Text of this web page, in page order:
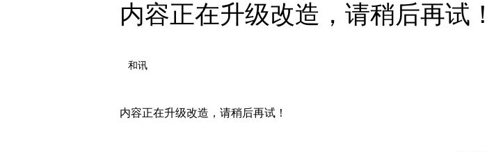
内容正在升级改造，请稍后再试！
和讯
内容正在升级改造，请稍后再试！